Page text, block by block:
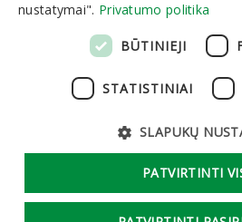
Asmens duomenų apsauga Slapukų
nustatymai". Privatumo politika
BŪTINIEJI
STATISTINIAI
SLAPUKŲ
PATVIRTINTI